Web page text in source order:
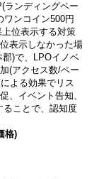
ランディングペー
ンコイン500円
位表示する対策
表示しなかった場
)で、LPOイノベ
(アクセス数/ペー
よる効果でリス
、イベント告知、
ることで、認知度
格)